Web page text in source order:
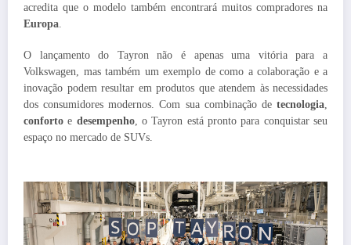
acredita que o modelo também encontrará muitos compradores na
Europa
O lançamento do Tayron não é apenas uma vitória para a
Volkswagen, mas também um exemplo de como a colaboração e a
inovação podem resultar em produtos que atendem às necessidades
dos consumidores modernos. Com sua combinação de tecnologia,
conforto e desempenho, o Tayron está pronto para conquistar seu
espaço no mercado de SUVs.